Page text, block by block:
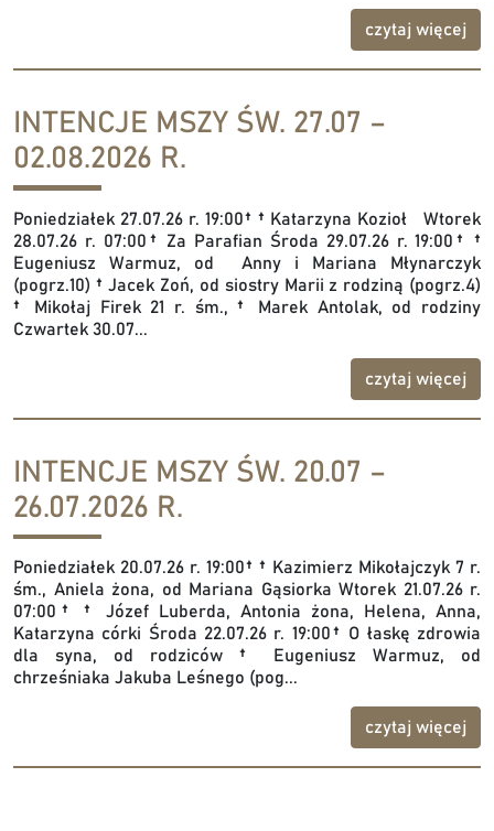
czytaj więcej
INTENCJE MSZY ŚW. 27.07 –
02.08.2026 R.
Poniedziałek 27.07.26 r. 19:00† † Katarzyna Kozioł Wtorek
28.07.26 r. 07:00† Za Parafian Środa 29.07.26 r. 19:00† †
Eugeniusz Warmuz, od Anny i Mariana Młynarczyk
(pogrz.10) † Jacek Zoń, od siostry Marii z rodziną (pogrz.4)
† Mikołaj Firek 21 r. śm., † Marek Antolak, od rodziny
Czwartek 30.07...
czytaj więcej
INTENCJE MSZY ŚW. 20.07 –
26.07.2026 R.
Poniedziałek 20.07.26 r. 19:00† † Kazimierz Mikołajczyk 7 r.
śm., Aniela żona, od Mariana Gąsiorka Wtorek 21.07.26 r.
07:00† † Józef Luberda, Antonia żona, Helena, Anna,
Katarzyna córki Środa 22.07.26 r. 19:00† O łaskę zdrowia
dla syna, od rodziców † Eugeniusz Warmuz, od
chrześniaka Jakuba Leśnego (pog...
czytaj więcej